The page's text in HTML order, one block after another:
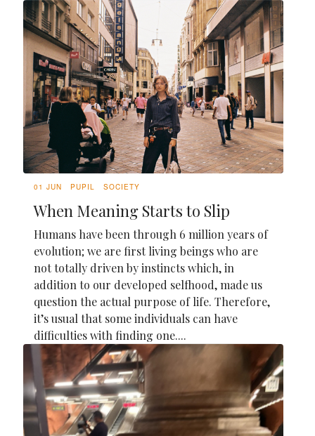
01 JUN PUPIL SOCIETY
When Meaning Starts to Slip
Humans have been through 6 million years of
evolution; we are first living beings who are
not totally driven by instincts which, in
addition to our developed selfhood, made us
question the actual purpose of life. Therefore,
it’s usual that some individuals can have
difficulties with finding one....